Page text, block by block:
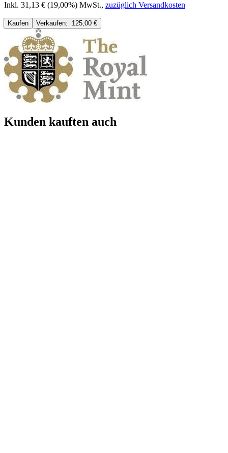
Inkl. 31,13 € (19,00%) MwSt., zuzüglich Versandkosten
Kaufen Verkaufen: 125,00 €
Kunden kauften auch